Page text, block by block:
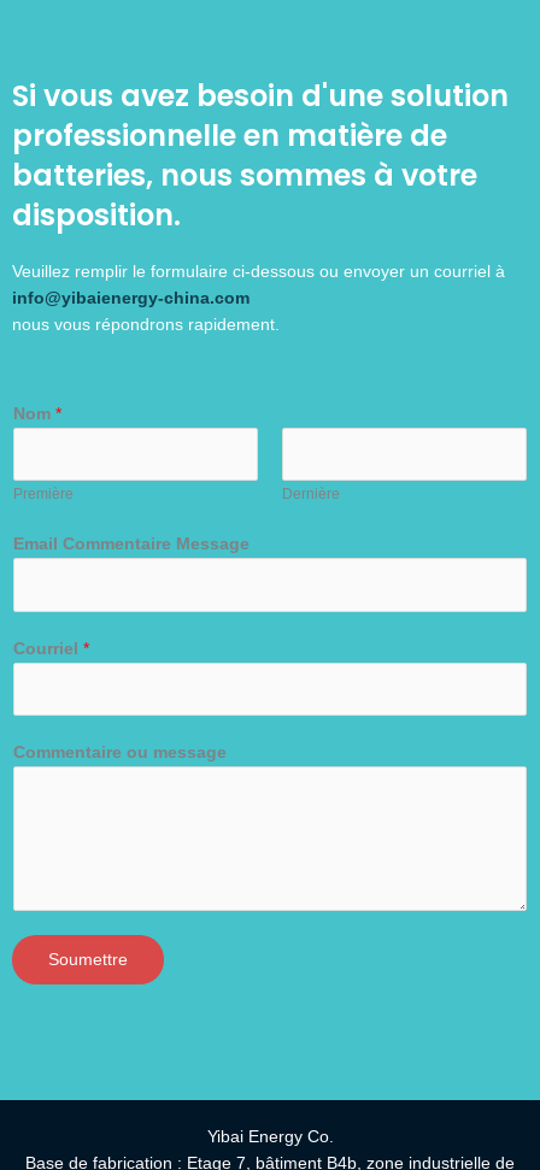
Si vous avez besoin d'une solution
professionnelle en matière de
batteries, nous sommes à votre
disposition.
Veuillez remplir le formulaire ci-dessous ou envoyer un courriel à
info@yibaienergy-china.com
nous vous répondrons rapidement.
Nom *
Première Dernière
Email Commentaire Message
Courriel *
Commentaire ou message
Soumettre
Yibai Energy Co.
Base de fabrication : Etage 7, bâtiment B4b, zone industrielle de